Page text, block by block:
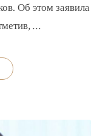
Об этом заявила
…